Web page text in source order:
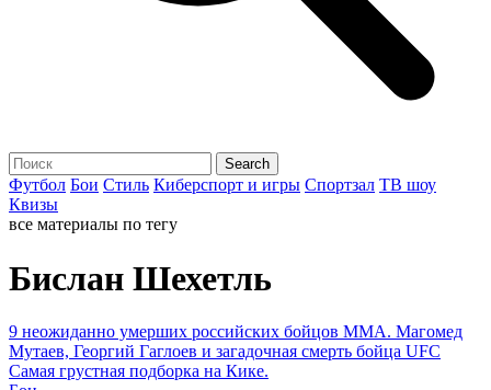
Футбол Бои Стиль Киберспорт и игры Спортзал ТВ шоу
Квизы
все материалы по тегу
Бислан Шехетль
9 неожиданно умерших российских бойцов MMA. Магомед
Мутаев, Георгий Гаглоев и загадочная смерть бойца UFC
Самая грустная подборка на Кике.